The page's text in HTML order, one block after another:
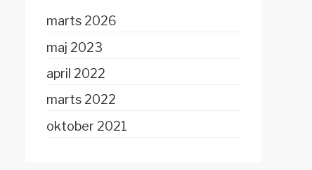
marts 2026
maj 2023
april 2022
marts 2022
oktober 2021